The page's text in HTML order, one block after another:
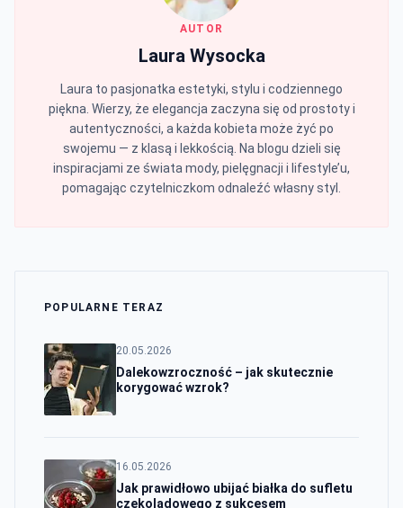
AUTOR
Laura Wysocka
Laura to pasjonatka estetyki, stylu i codziennego
piękna. Wierzy, że elegancja zaczyna się od prostoty i
autentyczności, a każda kobieta może żyć po
swojemu — z klasą i lekkością. Na blogu dzieli się
inspiracjami ze świata mody, pielęgnacji i lifestyle’u,
pomagając czytelniczkom odnaleźć własny styl.
POPULARNE TERAZ
20.05.2026
Dalekowzroczność – jak skutecznie
korygować wzrok?
16.05.2026
Jak prawidłowo ubijać białka do sufletu
czekoladowego z sukcesem